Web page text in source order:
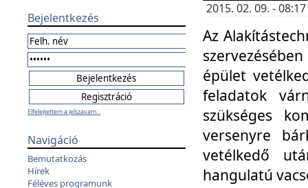
Bejelentkezés
Elfelejtettem a jelszavam...
Navigáció
Bemutatkozás
Hírek
Féléves programunk
2015. 02. 09. -
Az
épület
feladatok
szükséges
versenyre
vetélkedő
hangulatú